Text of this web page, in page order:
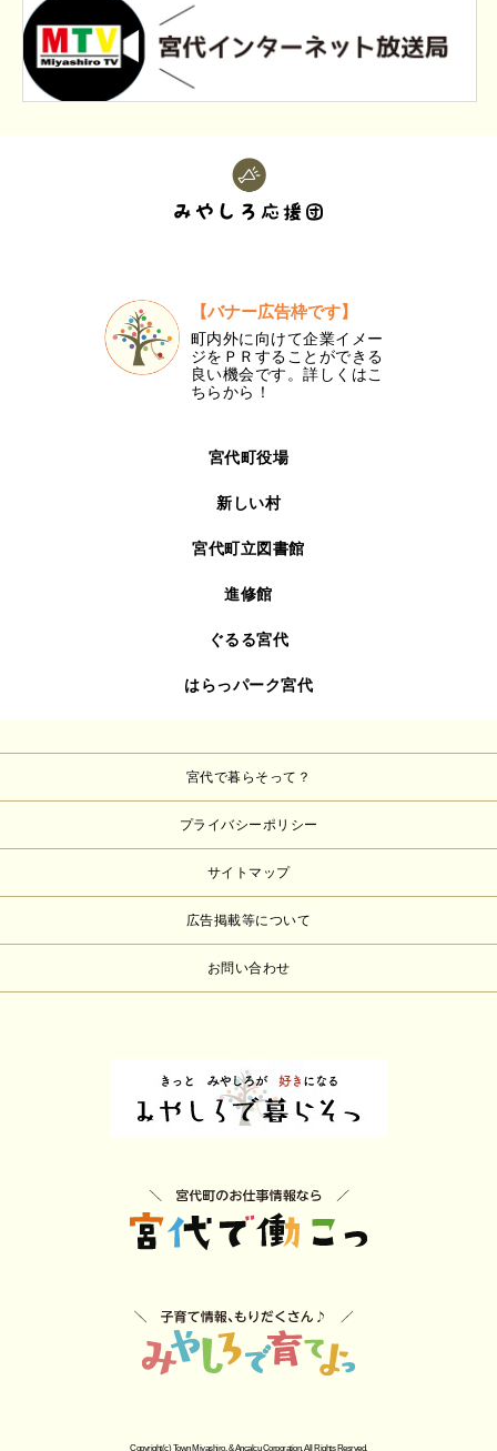
【バナー広告枠です】
町内外に向けて企業イメー
ジをＰＲすることができる
良い機会です。詳しくはこ
ちらから！
宮代町役場
新しい村
宮代町立図書館
進修館
ぐるる宮代
はらっパーク宮代
宮代で暮らそって？
プライバシーポリシー
サイトマップ
広告掲載等について
お問い合わせ
Copyright(c) Town Miyashiro. & Ancalcu Corporation. All Rights Resrved.